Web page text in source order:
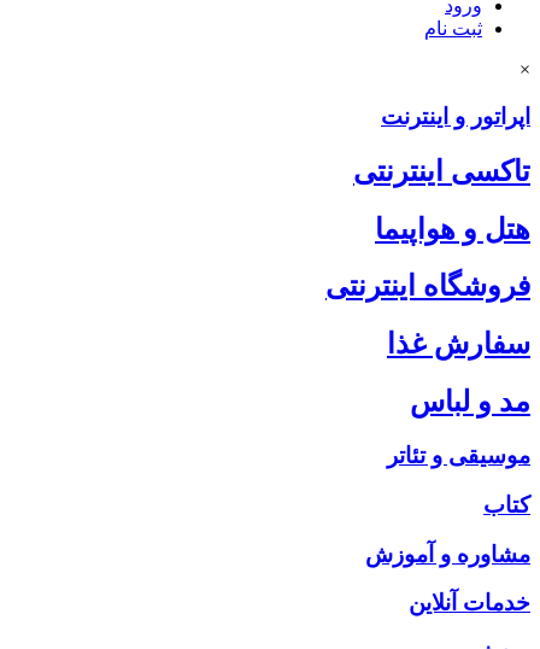
ورود
ثبت نام
×
اپراتور و اینترنت
تاکسی اینترنتی
هتل و هواپیما
فروشگاه اینترنتی
سفارش غذا
مد و لباس
موسیقی و تئاتر
کتاب
مشاوره و آموزش
خدمات آنلاین